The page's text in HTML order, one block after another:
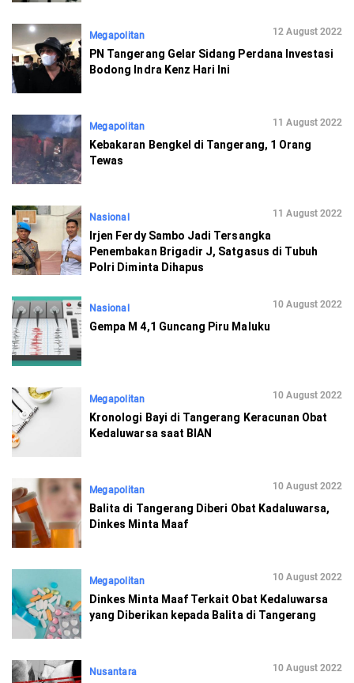
Megapolitan 12 August 2022
PN Tangerang Gelar Sidang Perdana Investasi
Bodong Indra Kenz Hari Ini
Megapolitan 11 August 2022
Kebakaran Bengkel di Tangerang, 1 Orang
Tewas
Nasional 11 August 2022
Irjen Ferdy Sambo Jadi Tersangka
Penembakan Brigadir J, Satgasus di Tubuh
Polri Diminta Dihapus
Nasional 10 August 2022
Gempa M 4,1 Guncang Piru Maluku
Megapolitan 10 August 2022
Kronologi Bayi di Tangerang Keracunan Obat
Kedaluwarsa saat BIAN
Megapolitan 10 August 2022
Balita di Tangerang Diberi Obat Kadaluwarsa,
Dinkes Minta Maaf
Megapolitan 10 August 2022
Dinkes Minta Maaf Terkait Obat Kedaluwarsa
yang Diberikan kepada Balita di Tangerang
Nusantara 10 August 2022